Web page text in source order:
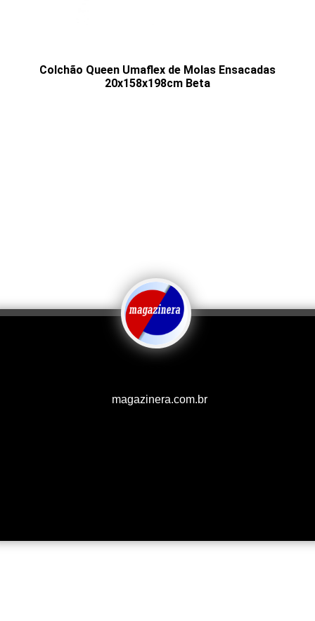
Colchão Queen Umaflex de Molas Ensacadas
20x158x198cm Beta
magazinera.com.br